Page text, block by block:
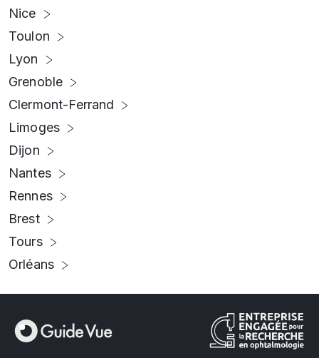
Nice
Toulon
Lyon
Grenoble
Clermont-Ferrand
Limoges
Dijon
Nantes
Rennes
Brest
Tours
Orléans